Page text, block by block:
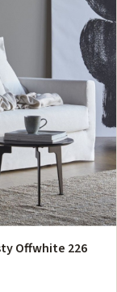
Offwhite 226